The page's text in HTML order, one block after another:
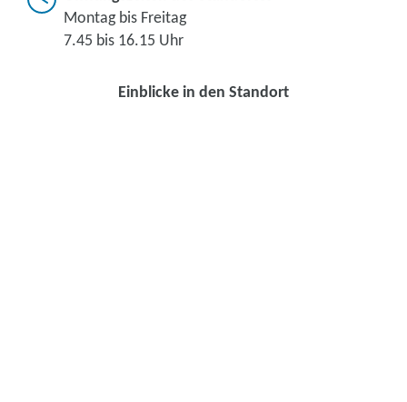
Montag bis Freitag
7.45 bis 16.15 Uhr
Einblicke in den Standort